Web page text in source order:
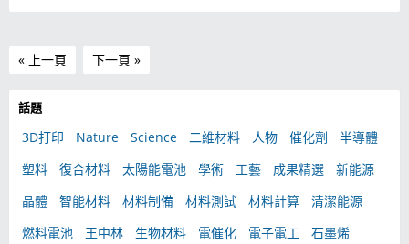
« 上一頁 下一頁 »
話題
3D打印 Nature Science 二維材料 人物 催化劑
半導體
塑料
復合材料 太陽能電池 學術 工藝 成果精選
新能源
晶體
智能材料 材料制備 材料測試 材料計算
清潔能源
燃料電池
王中林 生物材料 電催化 電子電工
石墨烯